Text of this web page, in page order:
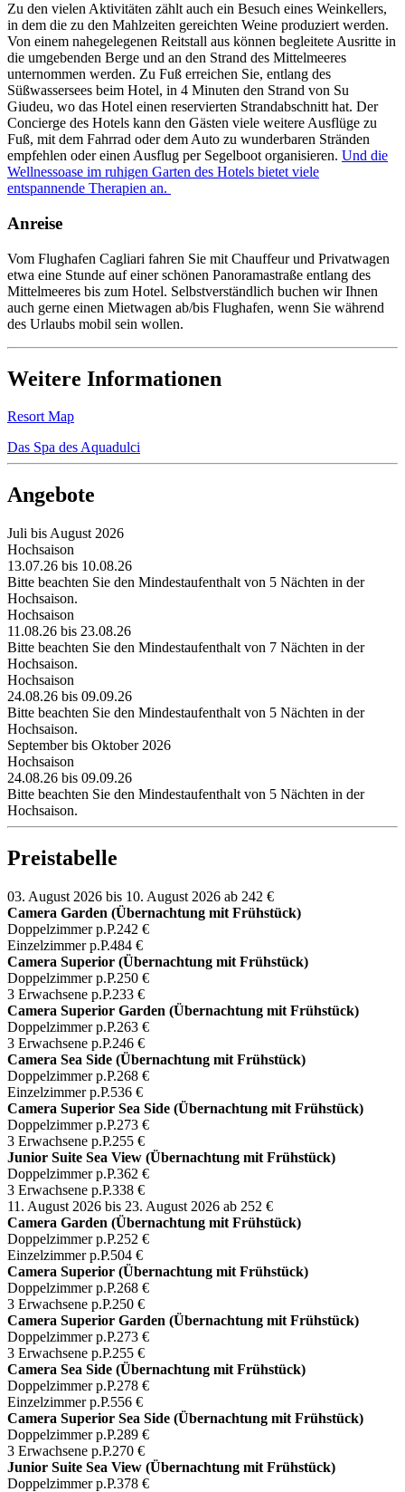
Zu den vielen Aktivitäten zählt auch ein Besuch eines Weinkellers,
in dem die zu den Mahlzeiten gereichten Weine produziert werden.
Von einem nahegelegenen Reitstall aus können begleitete Ausritte in
die umgebenden Berge und an den Strand des Mittelmeeres
unternommen werden. Zu Fuß erreichen Sie, entlang des
Süßwassersees beim Hotel, in 4 Minuten den Strand von Su
Giudeu, wo das Hotel einen reservierten Strandabschnitt hat. Der
Concierge des Hotels kann den Gästen viele weitere Ausflüge zu
Fuß, mit dem Fahrrad oder dem Auto zu wunderbaren Stränden
empfehlen oder einen Ausflug per Segelboot organisieren. Und die
Wellnessoase im ruhigen Garten des Hotels bietet viele
entspannende Therapien an.
Anreise
Vom Flughafen Cagliari fahren Sie mit Chauffeur und Privatwagen
etwa eine Stunde auf einer schönen Panoramastraße entlang des
Mittelmeeres bis zum Hotel. Selbstverständlich buchen wir Ihnen
auch gerne einen Mietwagen ab/bis Flughafen, wenn Sie während
des Urlaubs mobil sein wollen.
Weitere Informationen
Resort Map
Das Spa des Aquadulci
Angebote
Juli bis August 2026
Hochsaison
13.07.26 bis 10.08.26
Bitte beachten Sie den Mindestaufenthalt von 5 Nächten in der
Hochsaison.
Hochsaison
11.08.26 bis 23.08.26
Bitte beachten Sie den Mindestaufenthalt von 7 Nächten in der
Hochsaison.
Hochsaison
24.08.26 bis 09.09.26
Bitte beachten Sie den Mindestaufenthalt von 5 Nächten in der
Hochsaison.
September bis Oktober 2026
Hochsaison
24.08.26 bis 09.09.26
Bitte beachten Sie den Mindestaufenthalt von 5 Nächten in der
Hochsaison.
Preistabelle
03. August 2026 bis 10. August 2026 ab 242 €
Camera Garden (Übernachtung mit Frühstück)
Doppelzimmer p.P.242 €
Einzelzimmer p.P.484 €
Camera Superior (Übernachtung mit Frühstück)
Doppelzimmer p.P.250 €
3 Erwachsene p.P.233 €
Camera Superior Garden (Übernachtung mit Frühstück)
Doppelzimmer p.P.263 €
3 Erwachsene p.P.246 €
Camera Sea Side (Übernachtung mit Frühstück)
Doppelzimmer p.P.268 €
Einzelzimmer p.P.536 €
Camera Superior Sea Side (Übernachtung mit Frühstück)
Doppelzimmer p.P.273 €
3 Erwachsene p.P.255 €
Junior Suite Sea View (Übernachtung mit Frühstück)
Doppelzimmer p.P.362 €
3 Erwachsene p.P.338 €
11. August 2026 bis 23. August 2026 ab 252 €
Camera Garden (Übernachtung mit Frühstück)
Doppelzimmer p.P.252 €
Einzelzimmer p.P.504 €
Camera Superior (Übernachtung mit Frühstück)
Doppelzimmer p.P.268 €
3 Erwachsene p.P.250 €
Camera Superior Garden (Übernachtung mit Frühstück)
Doppelzimmer p.P.273 €
3 Erwachsene p.P.255 €
Camera Sea Side (Übernachtung mit Frühstück)
Doppelzimmer p.P.278 €
Einzelzimmer p.P.556 €
Camera Superior Sea Side (Übernachtung mit Frühstück)
Doppelzimmer p.P.289 €
3 Erwachsene p.P.270 €
Junior Suite Sea View (Übernachtung mit Frühstück)
Doppelzimmer p.P.378 €